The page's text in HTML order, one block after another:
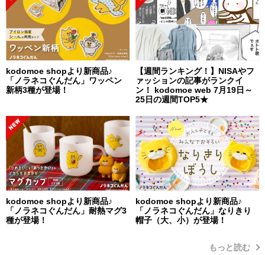
kodomoe shopより新商品♪
「ノラネコぐんだん」ワッペン
新柄3種が登場！
【週間ランキング！】NISAやフ
ァッションの記事がランクイ
ン！ kodomoe web 7月19日～
25日の週間TOP5★
kodomoe shopより新商品♪
「ノラネコぐんだん」耐熱マグ3
種が登場！
kodomoe shopより新商品♪
「ノラネコぐんだん」なりきり
帽子（大、小）が登場！
もっと読む